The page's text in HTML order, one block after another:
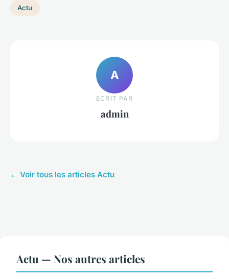
Actu
A
ECRIT PAR
admin
← Voir tous les articles Actu
Actu — Nos autres articles